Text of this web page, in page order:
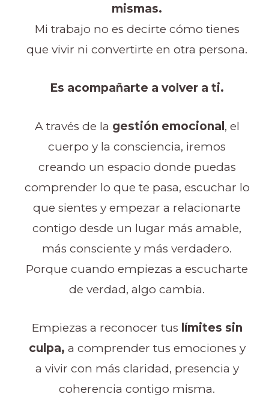
mismas.
Mi trabajo no es decirte cómo tienes
que vivir ni convertirte en otra persona.
Es acompañarte a volver a ti.
A través de la gestión emocional , el
cuerpo y la consciencia, iremos
creando un espacio donde puedas
comprender lo que te pasa, escuchar lo
que sientes y empezar a relacionarte
contigo desde un lugar más amable,
más consciente y más verdadero.
Porque cuando empiezas a escucharte
de verdad, algo cambia.
Empiezas a reconocer tus límites sin
culpa, a comprender tus emociones y
a vivir con más claridad, presencia y
coherencia contigo misma.